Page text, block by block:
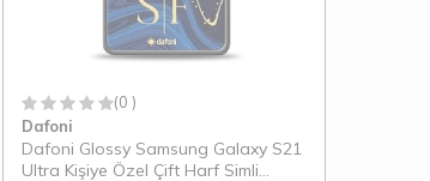
(0 )
Dafoni
Dafoni Glossy Samsung Galaxy S21
Ultra Kişiye Özel Çift Harf Simli